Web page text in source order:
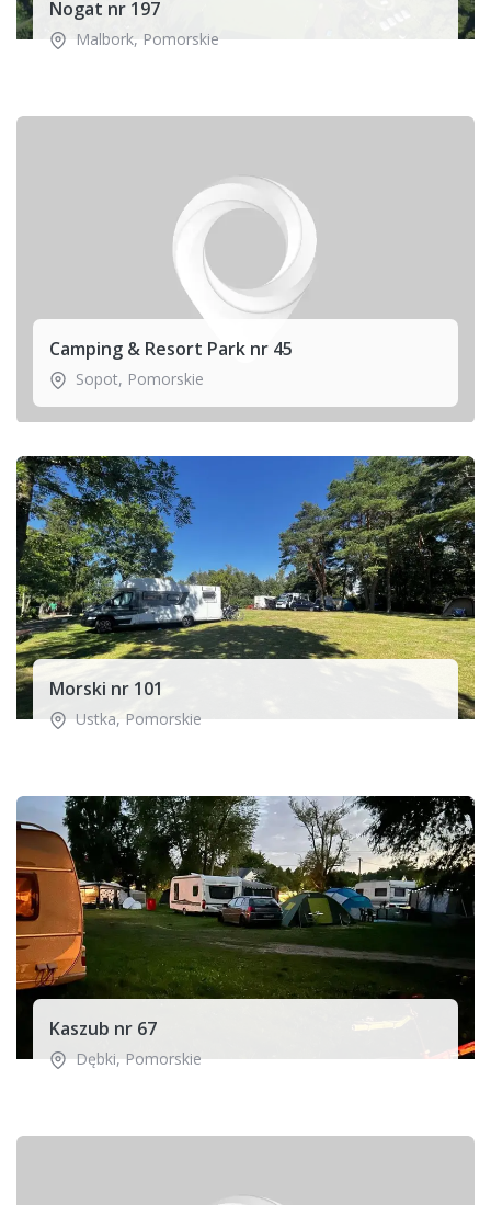
Nogat nr 197
Malbork, Pomorskie
Camping & Resort Park nr 45
Sopot, Pomorskie
Morski nr 101
Ustka, Pomorskie
Kaszub nr 67
Dębki,Pomorskie